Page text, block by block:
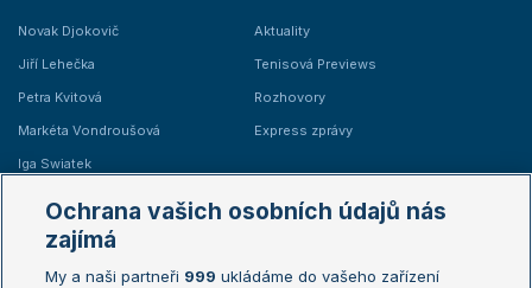
Novak Djokovič
Jiří Lehečka
Petra Kvitová
Markéta Vondroušová
Iga Swiatek
Aktuality
Tenisová Previews
Rozhovory
Express zprávy
Žebříčky
Žebříček ATP (muži)
Australian Open
Ochrana vašich osobních údajů nás
zajímá
My a naši partneři 999 ukládáme do vašeho zařízení